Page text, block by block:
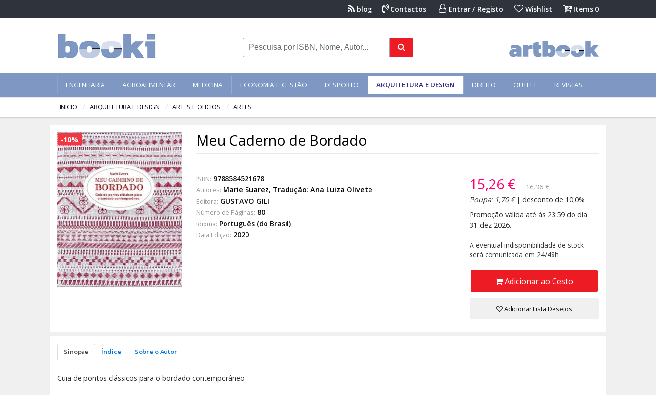
blog Contactos Entrar / Registo Wishlist Items 0
ENGENHARIA AGROALIMENTAR MEDICINA ECONOMIA E GESTÃO DESPORTO ARQUITETURA E DESIGN DIREITO OUTLET REVISTAS
INÍCIO ARQUITETURA E DESIGN ARTES E OFÍCIOS ARTES
-10% Meu Caderno de Bordado
ISBN: 9788584521678
Autores: Marie Suarez, Tradução: Ana Luiza Olivete
Editora: GUSTAVO GILI
Número de Páginas: 80
Idioma: Português (do Brasil)
Data Edição: 2020
15,26 €
16,96 €
Poupa: 1,70 €| desconto de 10,0%
Promoção válida até às 23:59 do dia
31-dez-2026.
A eventual indisponibilidade de stock
será comunicada em 24/48h
Adicionar ao Cesto
Adicionar Lista Desejos
Sinopse Índice Sobre o Autor
Guia de pontos clássicos para o bordado contemporâneo